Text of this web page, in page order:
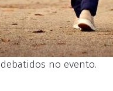
no evento.